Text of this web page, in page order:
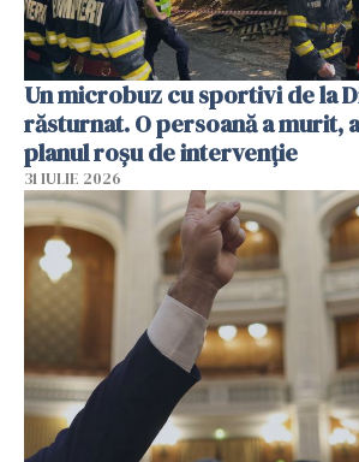
Un microbuz cu sportivi de la
răsturnat. O persoană a murit,
planul roșu de intervenție
31 IULIE 2026